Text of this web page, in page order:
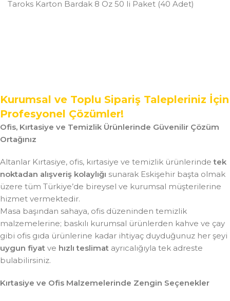
Taroks Karton Bardak 8 Oz 50 li Paket (40 Adet)
Kurumsal ve Toplu Sipariş Talepleriniz İçin
Profesyonel Çözümler!
Ofis, Kırtasiye ve Temizlik Ürünlerinde Güvenilir Çözüm
Ortağınız
Altanlar Kırtasiye, ofis, kırtasiye ve temizlik ürünlerindetek
noktadan alışveriş kolaylığı sunarak Eskişehir başta olmak
üzere tüm Türkiye’de bireysel ve kurumsal müşterilerine
hizmet vermektedir.
Masa başından sahaya, ofis düzeninden temizlik
malzemelerine; baskılı kurumsal ürünlerden kahve ve çay
gibi ofis gıda ürünlerine kadar ihtiyaç duyduğunuz her şeyi
uygun fiyat ve hızlı teslimat ayrıcalığıyla tek adreste
bulabilirsiniz.
Kırtasiye ve Ofis Malzemelerinde Zengin Seçenekler